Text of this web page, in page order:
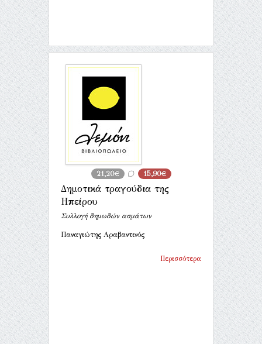
21,20€ 15,90€
Δημοτικά τραγούδια της
Ηπείρου
Συλλογή δημωδών ασμάτων
Παναγιώτης Αραβαντινός
Περισσότερα